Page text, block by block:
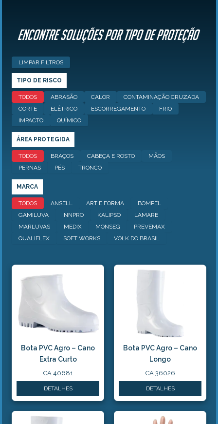
Encontre Soluções por tipo de proteção
LIMPAR FILTROS
TIPO DE RISCO
TODOS ABRASÃO CALOR
CONTAMINAÇÃO CRUZADA
CORTE
ELÉTRICO ESCORREGAMENTO
FRIO
IMPACTO
QUÍMICO
ÁREA PROTEGIDA
TODOS BRAÇOS CABEÇA E ROSTO
MÃOS
PERNAS
PÉS TRONCO
MARCA
TODOS ANSELL ART E FORMA
BOMPEL
GAMILUVA
INNPRO KALIPSO
LAMARE
MARLUVAS
MEDIX MONSEG
PREVEMAX
QUALIFLEX
SOFT WORKS VOLK DO BRASIL
Bota PVC Agro – Cano
Extra Curto
CA 40681
DETALHES
Bota PVC Agro – Cano
Longo
CA 36026
DETALHES